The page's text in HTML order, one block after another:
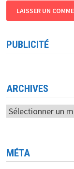
PUBLICITÉ
ARCHIVES
Archives
MÉTA